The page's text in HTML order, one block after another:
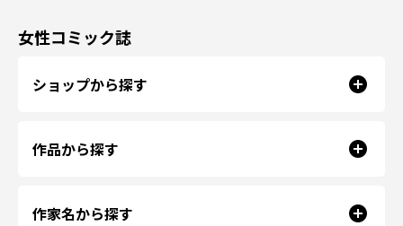
女性コミック誌
ショップから探す
作品から探す
作家名から探す